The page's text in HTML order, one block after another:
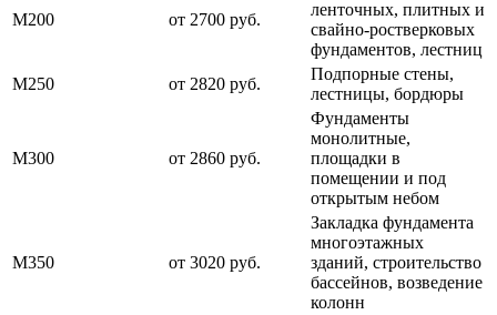
М200 от 2700 руб.
ленточных, плитных и
свайно-ростверковых
фундаментов, лестниц
М250
от 2820 руб.
Подпорные стены,
лестницы, бордюры
М300 от 2860 руб.
Фундаменты
монолитные,
площадки в
помещении и под
открытым небом
М350 от 3020 руб.
Закладка фундамента
многоэтажных
зданий, строительство
бассейнов, возведение
колонн